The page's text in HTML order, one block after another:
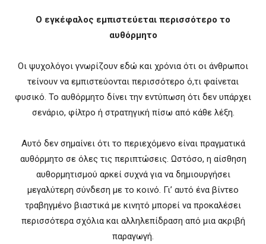
Ο εγκέφαλος εμπιστεύεται περισσότερο το
αυθόρμητο
Οι ψυχολόγοι γνωρίζουν εδώ και χρόνια ότι οι άνθρωποι
τείνουν να εμπιστεύονται περισσότερο ό,τι φαίνεται
φυσικό. Το αυθόρμητο δίνει την εντύπωση ότι δεν υπάρχει
σενάριο, φίλτρο ή στρατηγική πίσω από κάθε λέξη.
Αυτό δεν σημαίνει ότι το περιεχόμενο είναι πραγματικά
αυθόρμητο σε όλες τις περιπτώσεις. Ωστόσο, η αίσθηση
αυθορμητισμού αρκεί συχνά για να δημιουργήσει
μεγαλύτερη σύνδεση με το κοινό. Γι’ αυτό ένα βίντεο
τραβηγμένο βιαστικά με κινητό μπορεί να προκαλέσει
περισσότερα σχόλια και αλληλεπίδραση από μια ακριβή
παραγωγή.